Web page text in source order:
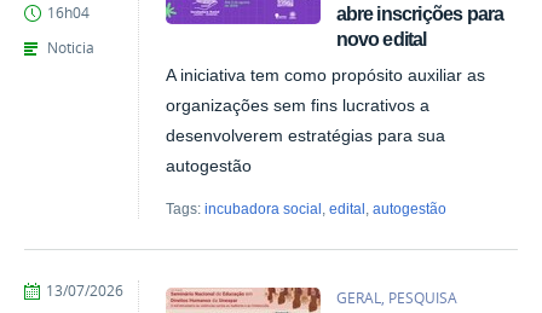
abre inscrições para
novo edital
A iniciativa tem como propósito auxiliar as
organizações sem fins lucrativos a
desenvolverem estratégias para sua
autogestão
Tags:incubadora social ,edital ,autogestão
Kais
de
16h04
Noticia
GERAL, PESQUISA
por
publicado
13/07/2026